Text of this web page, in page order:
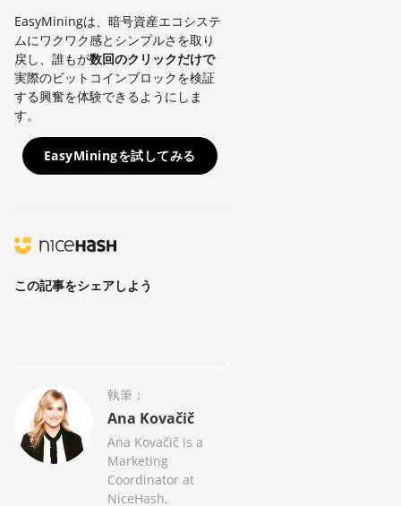
EasyMiningは、暗号資産エコシステ
ムにワクワク感とシンプルさを取り
戻し、誰もが数回のクリックだけで
実際のビットコインブロックを検証
する興奮を体験できるようにしま
す。
EasyMiningを試してみる
この記事をシェアしよう
執筆：
Ana Kovačič
Ana Kovačič is a
Marketing
Coordinator at
NiceHash,